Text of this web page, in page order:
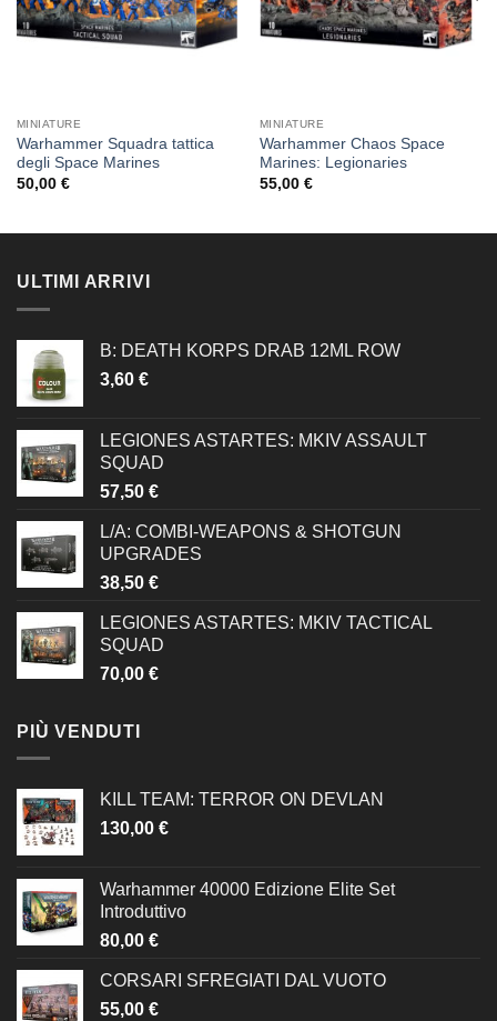
MINIATURE
Warhammer Squadra tattica
degli Space Marines
50,00 €
MINIATURE
Warhammer Chaos Space
Marines: Legionaries
55,00 €
ULTIMI ARRIVI
B: DEATH KORPS DRAB 12ML ROW
3,60 €
LEGIONES ASTARTES: MKIV ASSAULT
SQUAD
57,50 €
L/A: COMBI-WEAPONS & SHOTGUN
UPGRADES
38,50 €
LEGIONES ASTARTES: MKIV TACTICAL
SQUAD
70,00 €
PIÙ VENDUTI
KILL TEAM: TERROR ON DEVLAN
130,00 €
Warhammer 40000 Edizione Elite Set
Introduttivo
80,00 €
CORSARI SFREGIATI DAL VUOTO
55,00 €